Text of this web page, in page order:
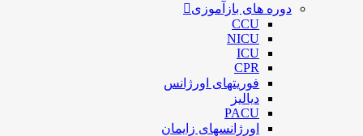
دوره های بازآموزی
CCU
NICU
ICU
CPR
فوریتهای اورژانس
دیالیز
PACU
اورژانسهای زایمان